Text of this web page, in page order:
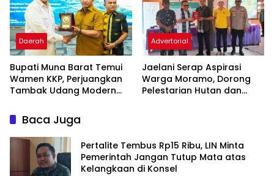
Daerah
‎Bupati Muna Barat Temui
Wamen KKP, Perjuangkan
Tambak Udang Modern
Kampung Nelayan
Advertorial
Jaelani Serap Aspirasi
Warga Moramo, Dorong
Pelestarian Hutan dan
Baca Juga
‎Pertalite Tembus Rp15 Ribu, LIN Minta
Pemerintah Jangan Tutup Mata atas
Kelangkaan di Konsel